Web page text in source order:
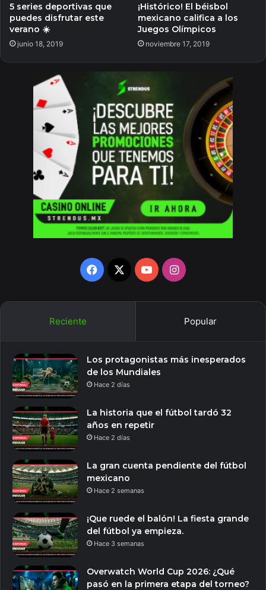
5 series deportivas que
puedes disfrutar este
verano ☀️
junio 18, 2019
¡Histórico! El béisbol
mexicano califica a los
Juegos Olímpicos
noviembre 17, 2019
Facebook
X YouTubeInstagram
Reciente Popular
Los protagonistas más inesperados
de los Mundiales
Hace 2 días
La historia que el fútbol tardó 32
años en repetir
Hace 2 días
La gran cuenta pendiente del fútbol
mexicano
Hace 2 semanas
¡Que ruede el balón! La fiesta grande
del fútbol ya empieza.
Hace 3 semanas
Overwatch World Cup 2026: ¿Qué
pasó en la primera etapa del torneo?